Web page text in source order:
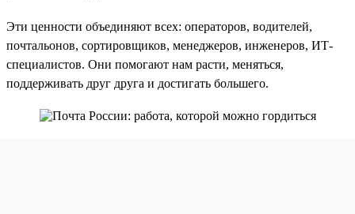
Эти ценности объединяют всех: операторов, водителей,
почтальонов, сортировщиков, менеджеров, инженеров, ИТ-
специалистов. Они помогают нам расти, меняться,
поддерживать друг друга и достигать большего.